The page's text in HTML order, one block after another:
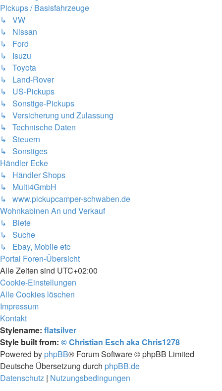
Pickups / Basisfahrzeuge
↳ VW
↳ Nissan
↳ Ford
↳ Isuzu
↳ Toyota
↳ Land-Rover
↳ US-Pickups
↳ Sonstige-Pickups
↳ Versicherung und Zulassung
↳ Technische Daten
↳ Steuern
↳ Sonstiges
Händler Ecke
↳ Händler Shops
↳ Multi4GmbH
↳ www.pickupcamper-schwaben.de
Wohnkabinen An und Verkauf
↳ Biete
↳ Suche
↳ Ebay, Mobile etc
Portal Foren-Übersicht
Alle Zeiten sind UTC+02:00
Cookie-Einstellungen
Alle Cookies löschen
Impressum
Kontakt
Stylename: flatsilver
Style built from: © Christian Esch aka Chris1278
Powered by phpBB® Forum Software © phpBB Limited
Deutsche Übersetzung durch phpBB.de
Datenschutz | Nutzungsbedingungen